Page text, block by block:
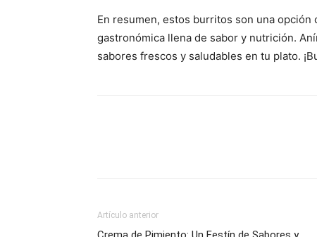
En resumen, estos burritos son una
gastronómica llena de sabor y nutrición.
sabores frescos y saludables en tu plato.
Artículo anterior